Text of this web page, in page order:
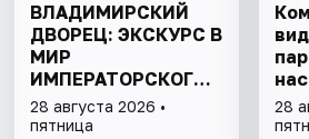
ВЛАДИМИРСКИЙ
ДВОРЕЦ: ЭКСКУРС В
МИР
ИМПЕРАТОРСКОГО
БЛЕСКА
28 августа 2026 •
пятница
28